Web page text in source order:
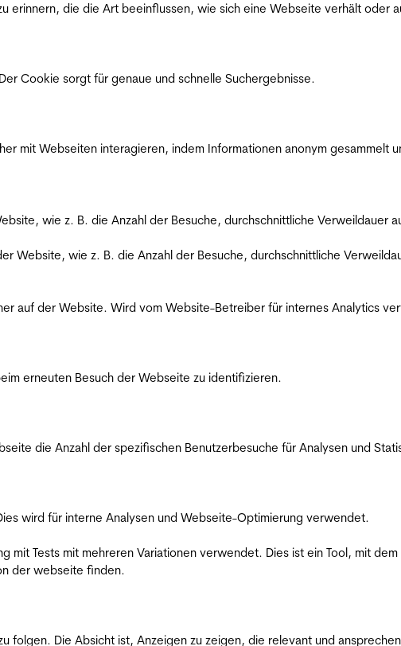
erinnern, die die Art beeinflussen, wie sich eine Webseite verhält oder
Cookie sorgt für genaue und schnelle Suchergebnisse.
mit Webseiten interagieren, indem Informationen anonym gesammelt
wie z. B. die Anzahl der Besuche, durchschnittliche
Website, wie z. B. die Anzahl der Besuche, durchschnittliche
auf der Website. Wird vom Website-Betreiber für internes Analytics
erneuten Besuch der Webseite zu identifizieren.
die Anzahl der spezifischen Benutzerbesuche für Analysen und
wird für interne Analysen und Webseite-Optimierung verwendet.
mit Tests mit mehreren Variationen verwendet. Dies ist ein Tool, mit
der webseite finden.
Die Absicht ist, Anzeigen zu zeigen, die relevant und